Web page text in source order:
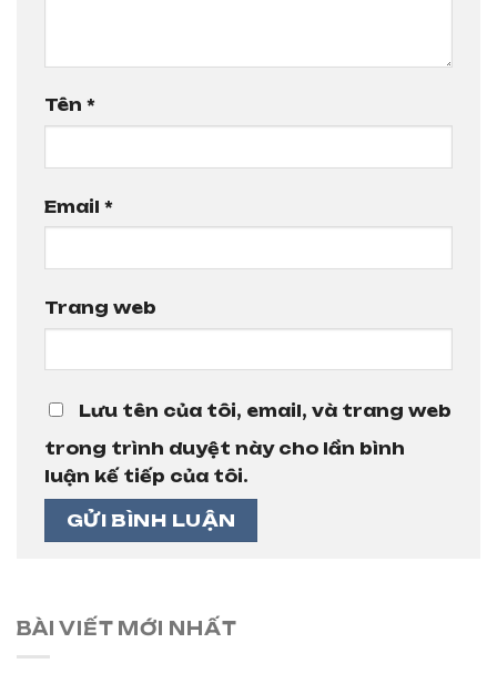
Tên *
Email *
Trang web
Lưu tên của tôi, email, và trang web
trong trình duyệt này cho lần bình
luận kế tiếp của tôi.
BÀI VIẾT MỚI NHẤT